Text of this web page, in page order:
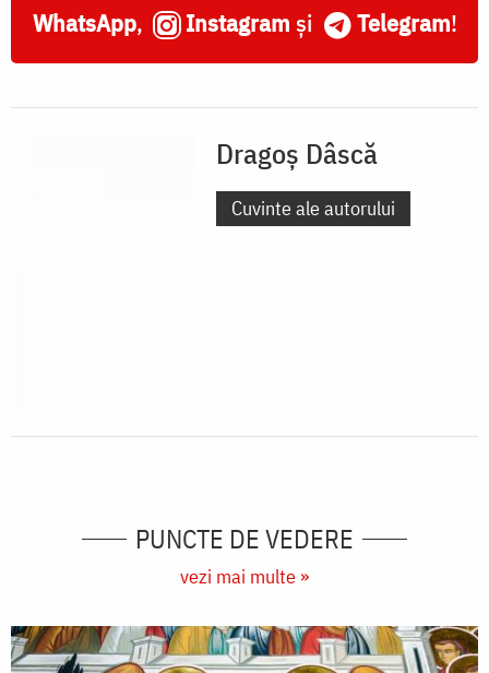
WhatsApp, Instagram și Telegram!
Dragoș Dâscă
Cuvinte ale autorului
PUNCTE DE VEDERE
vezi mai multe »